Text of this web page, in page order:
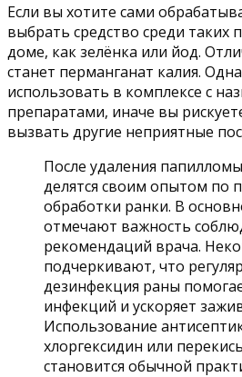
Если вы хотите сами
выбрать средство среди таких
доме, как зелёнка или йод.
станет перманганат калия.
использовать в комплексе с
препаратами, иначе вы
вызвать другие неприятные
После удаления
делятся своим опытом по
обработки ранки. В
отмечают важность
рекомендаций врача.
подчеркивают, что
дезинфекция раны
инфекций и ускоряет
Использование
хлоргексидин или
становится обычной